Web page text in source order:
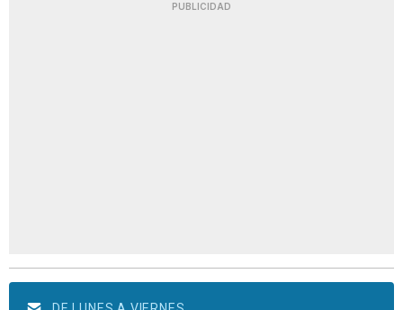
PUBLICIDAD